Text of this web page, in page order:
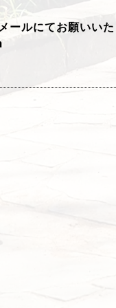
ールにてお願いい